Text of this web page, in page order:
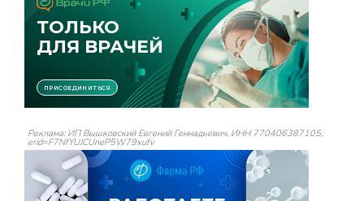
Реклама: ИП Вышковский Евгений Геннадьевич, ИНН 770406387105,
erid=F7NfYUJCUneP5W79xufv